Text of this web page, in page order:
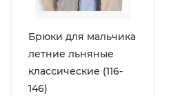
Брюки для мальчика
летние льняные
классические (116-
146)